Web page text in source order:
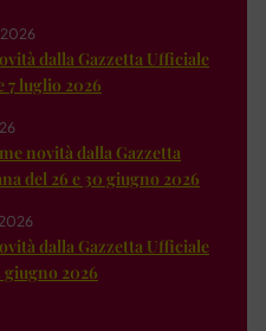
dalla Gazzetta Ufficiale
7 luglio 2026
novità dalla Gazzetta
del 26 e 30 giugno 2026
dalla Gazzetta Ufficiale
giugno 2026